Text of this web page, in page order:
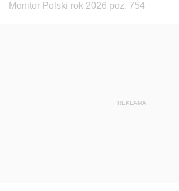
Monitor Polski rok 2026 poz. 754
REKLAMA